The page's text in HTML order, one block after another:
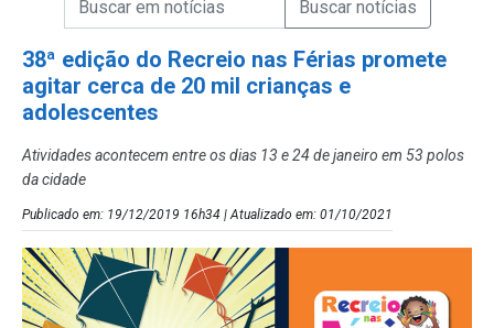
38ª edição do Recreio nas Férias promete
agitar cerca de 20 mil crianças e
adolescentes
Atividades acontecem entre os dias 13 e 24 de janeiro em 53 polos
da cidade
Publicado em: 19/12/2019 16h34 | Atualizado em: 01/10/2021